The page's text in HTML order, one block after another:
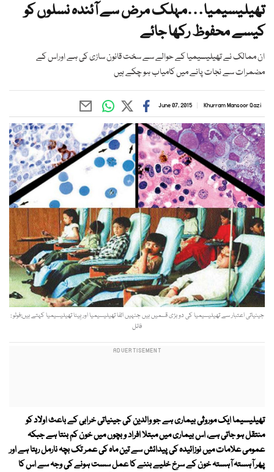
تھیلیسیمیا…مہلک مرض سے آئندہ نسلوں کو
کیسے محفوظ رکھا جائے
ان ممالک نے تھیلیسیمیا کے حوالے سے سخت قانون سازی کی ہے اوراس کے
مضمرات سے نجات پانے میں کامیاب ہو چکے ہیں
Khurram Mansoor Qazi
June 07, 2015
جینیاتی اعتبار سے تھیلیسیمیا کی دو بڑی قسمیں ہیں جنہیں الفا تھیلیسیمیا اور بِیٹا تھیلیسیمیا کہتے ہیں:فوٹو :
فائل
تھیلیسیما ایک موروثی بیماری ہے جو والدین کی جینیاتی خرابی کے باعث اولاد کو
منتقل ہو جاتی ہے، اس بیماری میں مبتلا افراد و بچوں میں خون کم بنتا ہے جبکہ
عمومی علامات میں نوزائیدہ کی پیدائش سے تین ماہ کی عمر تک بچہ نارمل رہتا ہے اور
پھر آہستہ آہستہ خون کے سرخ خلیے بننے کا عمل سست ہونے کی وجہ سے اس کا